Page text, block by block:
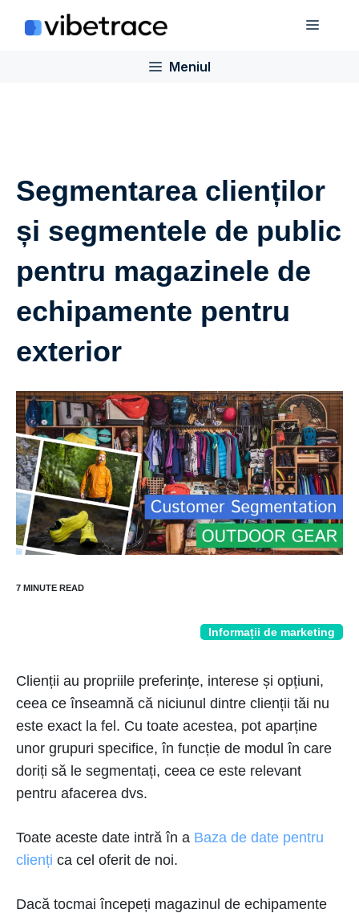
Meniul
Segmentarea clienților
și segmentele de public
pentru magazinele de
echipamente pentru
exterior
Informații de marketing
Clienții au propriile preferințe, interese și opțiuni,
ceea ce înseamnă că niciunul dintre clienții tăi nu
este exact la fel. Cu toate acestea, pot aparține
unor grupuri specifice, în funcție de modul în care
doriți să le segmentați, ceea ce este relevant
pentru afacerea dvs.
Toate aceste date intră în a Baza de date pentru
clienți ca cel oferit de noi.
Dacă tocmai începeți magazinul de echipamente